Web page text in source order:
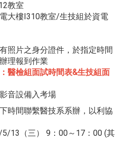
教室
大樓I310教室/生技組於資電
照片之身分證件，於指定時間
理報到作業
醫檢組面試時間表&生技組面
音設備入考場
時間聯繫醫技系系辦，以利協
13（三） 9：00～17：00 (其